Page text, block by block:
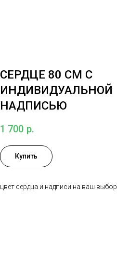
СЕРДЦЕ 80 СМ С
ИНДИВИДУАЛЬНОЙ
НАДПИСЬЮ
1 700 р.
Купить
цвет сердца и надписи на ваш выбор